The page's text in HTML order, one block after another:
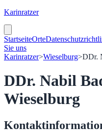
Karinratzer
StartseiteOrte
Sie uns
Karinratzer>Wieselburg>DDr.
DDr. Nabil
Wieselburg